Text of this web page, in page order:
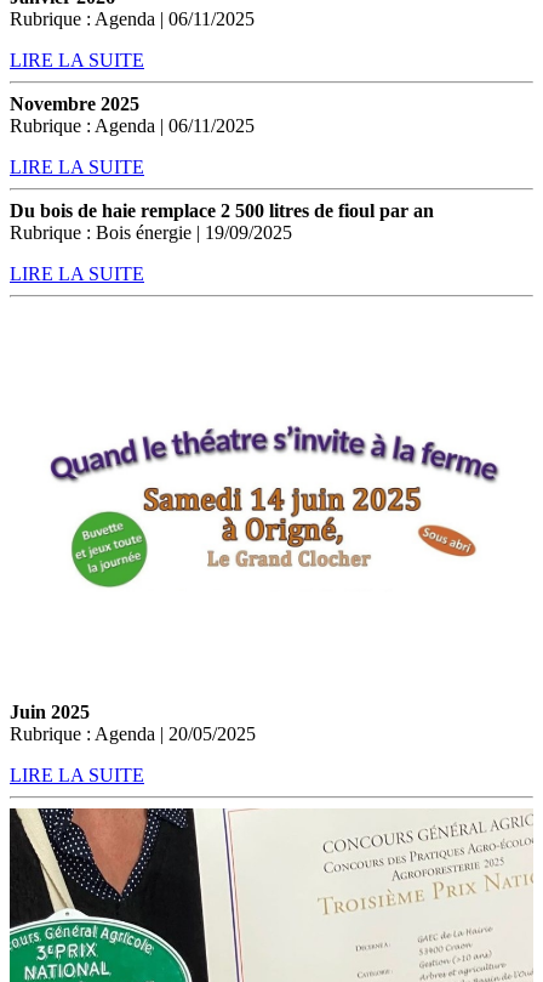
Rubrique : Agenda | 06/11/2025
LIRE LA SUITE
Novembre 2025
Rubrique : Agenda | 06/11/2025
LIRE LA SUITE
Du bois de haie remplace 2 500 litres de fioul par an
Rubrique : Bois énergie | 19/09/2025
LIRE LA SUITE
Juin 2025
Rubrique : Agenda | 20/05/2025
LIRE LA SUITE